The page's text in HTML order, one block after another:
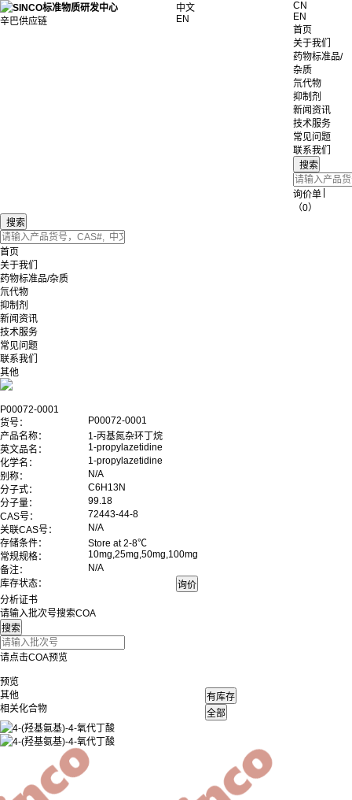
辛巴供应链
中文
EN
CN
EN
首页
关于我们
药物标准品/
杂质
氘代物
抑制剂
新闻资讯
技术服务
常见问题
联系我们
询价单
（0）
首页
关于我们
药物标准品/杂质
氘代物
抑制剂
新闻资讯
技术服务
常见问题
联系我们
其他
P00072-0001
货号：
P00072-0001
产品名称：
1-丙基氮杂环丁烷
英文品名：
1-propylazetidine
化学名：
1-propylazetidine
别称：
N/A
分子式：
C6H13N
分子量：
99.18
CAS号：
72443-44-8
关联CAS号：
N/A
存储条件：
Store at 2-8℃
常规规格：
10mg,25mg,50mg,100mg
备注：
N/A
库存状态：
分析证书
请输入批次号搜索COA
请点击COA预览
预览
其他
相关化合物